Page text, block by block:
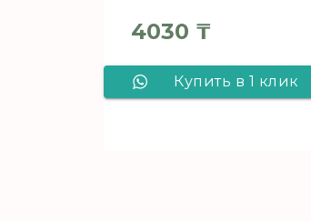
4030 ₸
Купить в 1 клик